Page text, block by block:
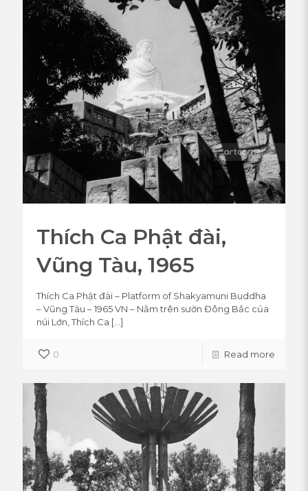
Thích Ca Phật đài,
Vũng Tàu, 1965
Thích Ca Phật đài – Platform of Shakyamuni Buddha
– Vũng Tàu – 1965 VN – Nằm trên sườn Đông Bắc của
núi Lớn, Thích Ca […]
0 Read more